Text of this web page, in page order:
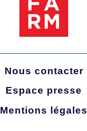
Nous contacter
Espace presse
Mentions légales